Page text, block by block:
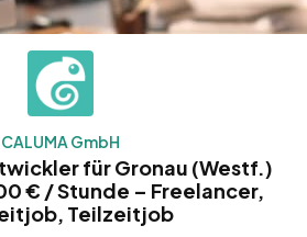
CALUMA GmbH
für Gronau (Westf.)
€ / Stunde – Freelancer,
Teilzeitjob